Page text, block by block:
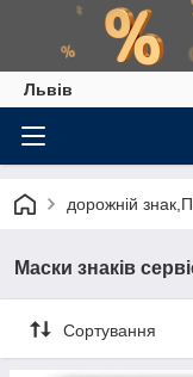
Львів
дорожній
Маски знаків
Сортування